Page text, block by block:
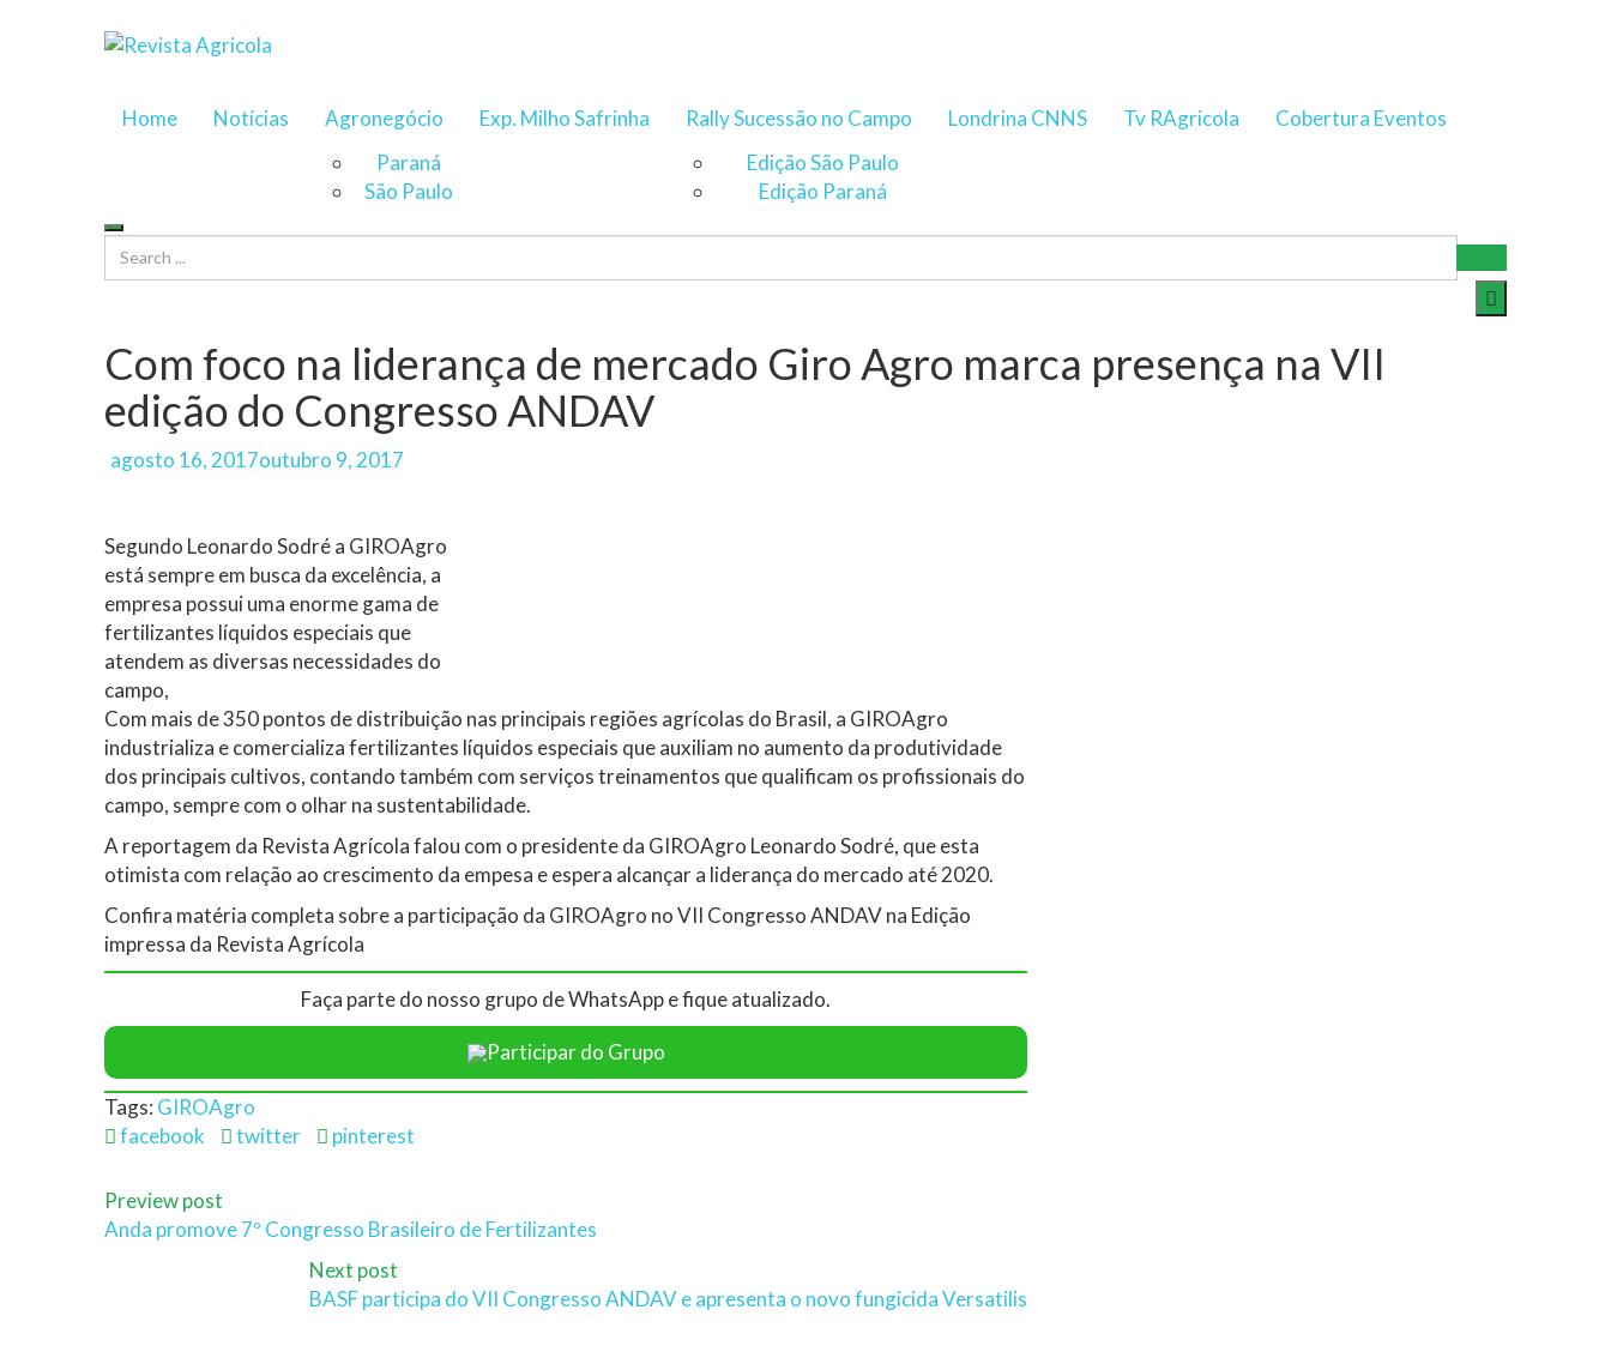
Home Notícias
Agronegócio
Paraná
São Paulo
Exp. Milho Safrinha
Rally Sucessão no Campo
Edição São Paulo
Edição Paraná
Londrina CNNS Tv RAgricola Cobertura Eventos
Com foco na liderança de mercado Giro Agro marca presença na VII
edição do Congresso ANDAV
Author
Posted
agosto 16, 2017outubro 9, 2017
Segundo Leonardo Sodré a GIROAgro
está sempre em busca da excelência, a
empresa possui uma enorme gama de
fertilizantes líquidos especiais que
atendem as diversas necessidades do
campo,
Com mais de 350 pontos de distribuição nas principais regiões agrícolas do Brasil, a GIROAgro
industrializa e comercializa fertilizantes líquidos especiais que auxiliam no aumento da produtividade
dos principais cultivos, contando também com serviços treinamentos que qualificam os profissionais do
campo, sempre com o olhar na sustentabilidade.
A reportagem da Revista Agrícola falou com o presidente da GIROAgro Leonardo Sodré, que esta
otimista com relação ao crescimento da empesa e espera alcançar a liderança do mercado até 2020.
Confira matéria completa sobre a participação da GIROAgro no VII Congresso ANDAV na Edição
impressa da Revista Agrícola
Faça parte do nosso grupo de WhatsApp e fique atualizado.
Participar do Grupo
Tags: GIROAgro
facebook
twitter pinterest
Preview post
Anda promove 7º Congresso Brasileiro de Fertilizantes
Next post
BASF participa do VII Congresso ANDAV e apresenta o novo fungicida Versatilis